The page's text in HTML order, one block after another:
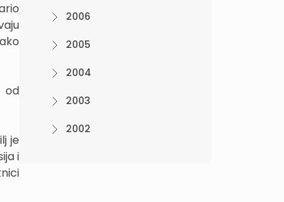
od
je
i
2006
2005
2004
2003
2002